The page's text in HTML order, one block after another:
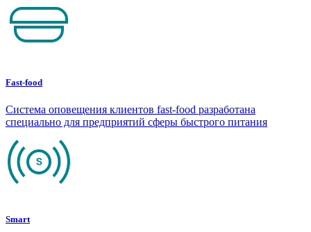
Fast-food
Система оповещения клиентов fast-food разработана
специально для предприятий сферы быстрого питания
Smart